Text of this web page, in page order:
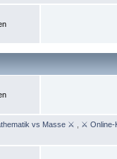
vs Masse ⚔
⚔ Online-